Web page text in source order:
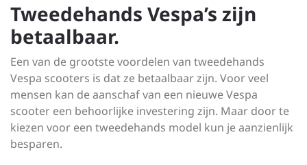
Tweedehands Vespa’s zijn
betaalbaar.
Een van de grootste voordelen van tweedehands
Vespa scooters is dat ze betaalbaar zijn. Voor veel
mensen kan de aanschaf van een nieuwe Vespa
scooter een behoorlijke investering zijn. Maar door te
kiezen voor een tweedehands model kun je aanzienlijk
besparen.